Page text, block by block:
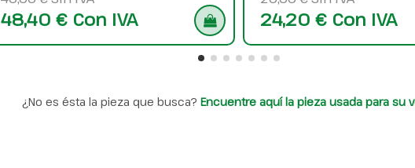
48,40 € Con IVA 24,20 € Con IVA
¿No es ésta la pieza que busca? Encuentre aquí la pieza usada para su